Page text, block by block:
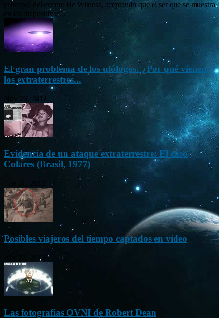
principal del evento Be Witness, aceptando que el ser que se muestra
en las diapositivas...
El gran problema de los ufólogos: ¿Por qué vienen
los extraterrestres...
Nov 26, 2012
Evidencia de un ataque extraterrestre: El caso
Colares (Brasil, 1977)
Posibles viajeros del tiempo captados en vídeo
Abr 13, 2013
Las fotografías OVNI de Robert Dean